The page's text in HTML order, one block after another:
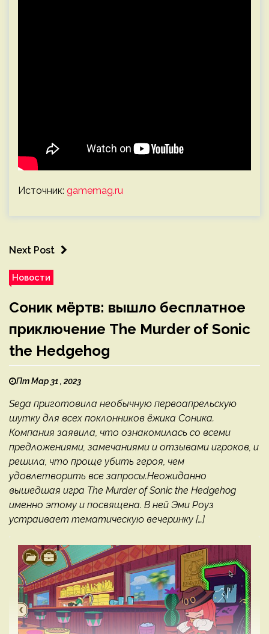
Источник: gamemag.ru
Next Post
Новости
Соник мёртв: вышло бесплатное
приключение The Murder of Sonic
the Hedgehog
Пт Мар 31 , 2023
Sega приготовила необычную первоапрельскую
шутку для всех поклонников ёжика Соника.
Компания заявила, что ознакомилась со всеми
предложениями, замечаниями и отзывами игроков, и
решила, что проще убить героя, чем
удовлетворить все запросы.Неожиданно
вышедшая игра The Murder of Sonic the Hedgehog
именно этому и посвящена. В ней Эми Роуз
устраивает тематическую вечеринку […]